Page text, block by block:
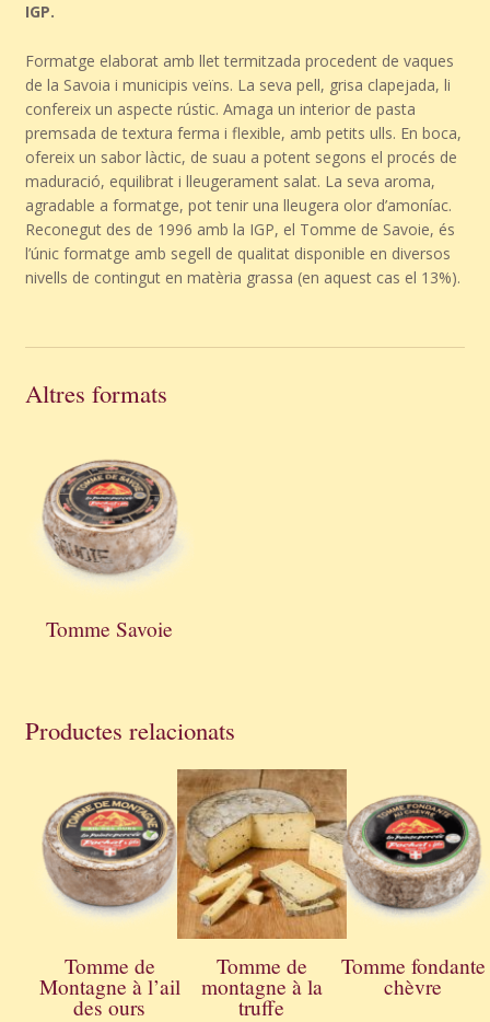
IGP.
Formatge elaborat amb llet termitzada procedent de vaques
de la Savoia i municipis veïns. La seva pell, grisa clapejada, li
confereix un aspecte rústic. Amaga un interior de pasta
premsada de textura ferma i flexible, amb petits ulls. En boca,
ofereix un sabor làctic, de suau a potent segons el procés de
maduració, equilibrat i lleugerament salat. La seva aroma,
agradable a formatge, pot tenir una lleugera olor d’amoníac.
Reconegut des de 1996 amb la IGP, el Tomme de Savoie, és
l’únic formatge amb segell de qualitat disponible en diversos
nivells de contingut en matèria grassa (en aquest cas el 13%).
Altres formats
Tomme Savoie
Productes relacionats
Tomme de
Montagne à l’ail
des ours
Tomme de
montagne à la
truffe
Tomme fondante
chèvre